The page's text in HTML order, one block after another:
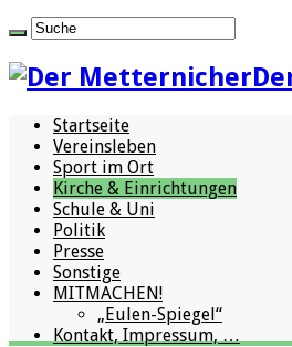
Startseite
Vereinsleben
Sport im Ort
Kirche & Einrichtungen
Schule & Uni
Politik
Presse
Sonstige
MITMACHEN!
„Eulen-Spiegel“
Kontakt, Impressum, …